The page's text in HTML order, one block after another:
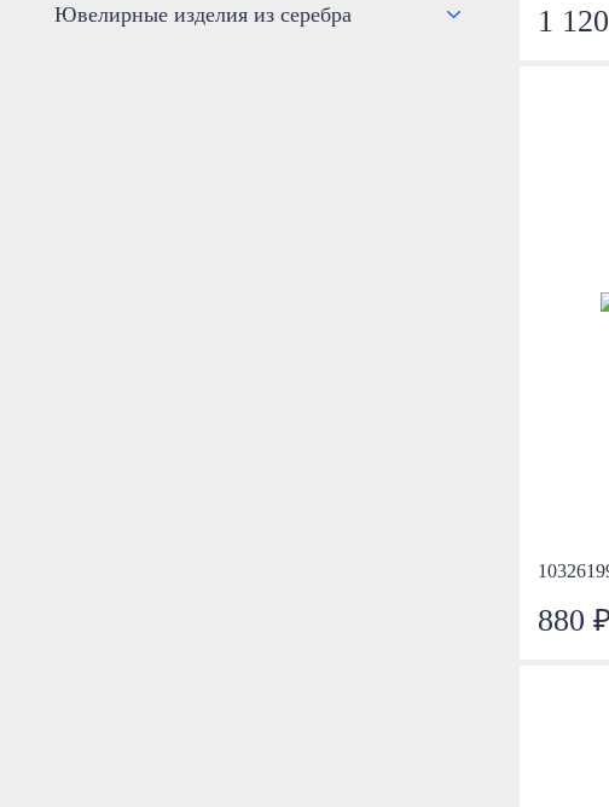
Ювелирные изделия из серебра 1
880 ₽